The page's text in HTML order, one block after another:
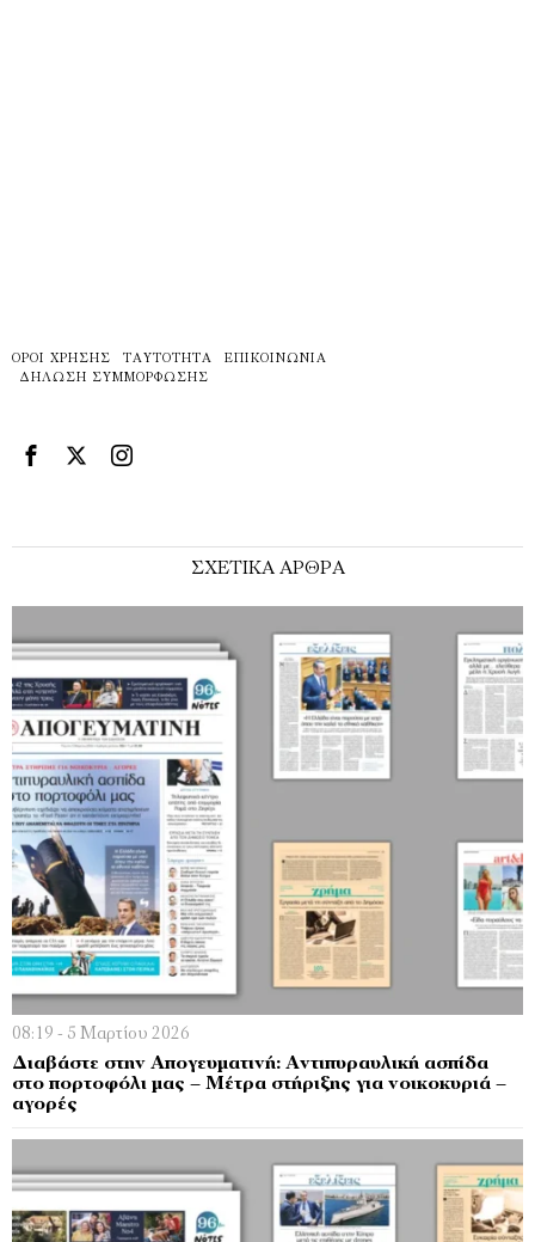
ΌΡΟΙ ΧΡΉΣΗΣ ΤΑΥΤΌΤΗΤΑ
ΕΠΙΚΟΙΝΩΝΊΑ
ΔΉΛΩΣΗ ΣΥΜΜΌΡΦΩΣΗΣ
ΣΧΕΤΙΚΑ ΑΡΘΡΑ
08:19 - 5 Μαρτίου 2026
Διαβάστε στην Απογευματινή: Αντιπυραυλική ασπίδα
στο πορτοφόλι μας – Μέτρα στήριξης για νοικοκυριά –
αγορές